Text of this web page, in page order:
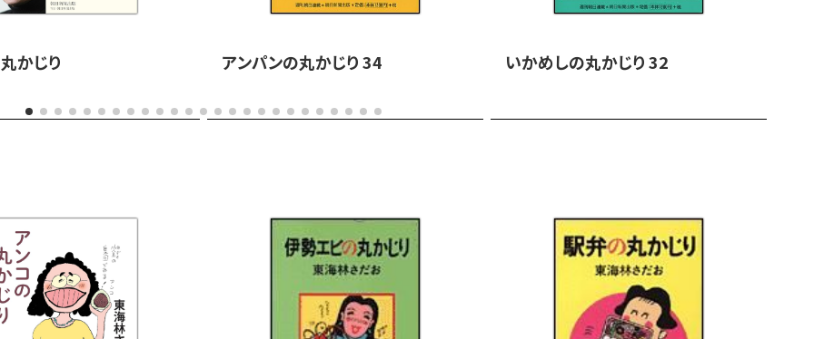
かじり アンパンの丸かじり 34 いかめしの丸かじり 32